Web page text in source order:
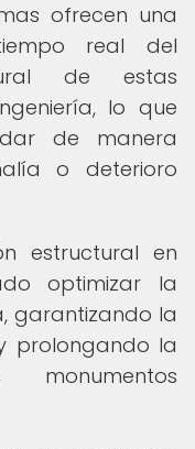
ofrecen una
real del
de estas
lo que
de manera
o deterioro
estructural en
optimizar la
garantizando la
prolongando la